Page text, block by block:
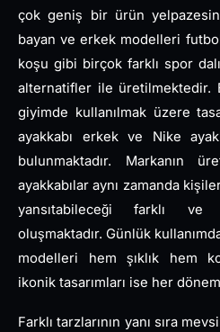
çok geniş bir ürün
bayan ve erkek modelleri
koşu gibi birçok farklı spor
alternatifler ile üretilmektedir.
giyimde kullanılmak üzere
ayakkabı erkek ve Nike
bulunmaktadır. Markanın
ayakkabılar aynı zamanda
yansıtabileceği farklı ve
oluşmaktadır. Günlük
modelleri hem şıklık hem
ikonik tasarımları ise her
Farklı tarzlarının yanı sıra